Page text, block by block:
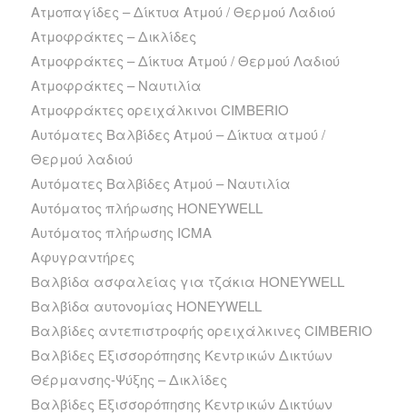
Ατμοπαγίδες – Δίκτυα Ατμού / Θερμού Λαδιού
Ατμοφράκτες – Δικλίδες
Ατμοφράκτες – Δίκτυα Ατμού / Θερμού Λαδιού
Ατμοφράκτες – Ναυτιλία
Ατμοφράκτες ορειχάλκινοι CIMBERIO
Αυτόματες Βαλβίδες Ατμού – Δίκτυα ατμού /
Θερμού λαδιού
Αυτόματες Βαλβίδες Ατμού – Ναυτιλία
Αυτόματος πλήρωσης HONEYWELL
Αυτόματος πλήρωσης ICMA
Αφυγραντήρες
Βαλβίδα ασφαλείας για τζάκια HONEYWELL
Βαλβίδα αυτονομίας HONEYWELL
Βαλβίδες αντεπιστροφής ορειχάλκινες CIMBERIO
Βαλβίδες Εξισσορόπησης Κεντρικών Δικτύων
Θέρμανσης-Ψύξης – Δικλίδες
Βαλβίδες Εξισσορόπησης Κεντρικών Δικτύων